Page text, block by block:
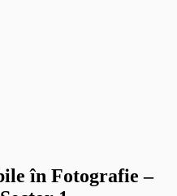
în Fotografie –